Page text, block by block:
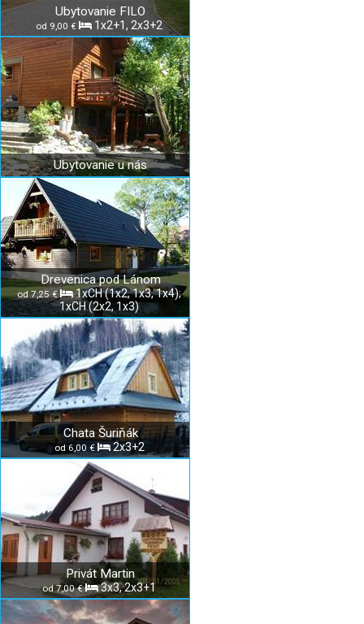
Ubytovanie FILO
od 9,00 € 1x2+1, 2x3+2
Ubytovanie u nás
Drevenica pod Lánom
od 7,25 €
1xCH (1x2, 1x3, 1x4);
1xCH (2x2, 1x3)
Chata Šuriňák
od 6,00 € 2x3+2
Privát Martin
od 7,00 € 3x3, 2x3+1